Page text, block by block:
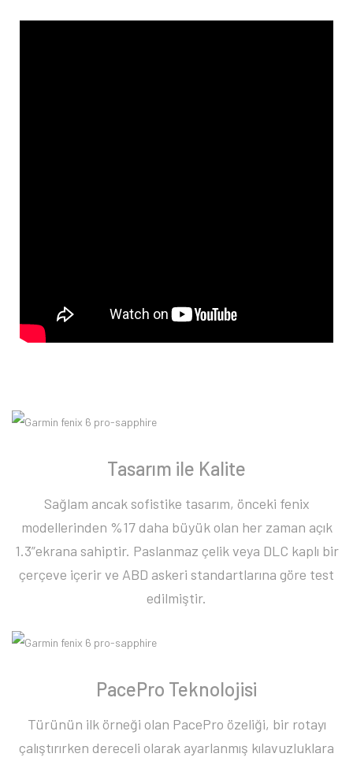
Tasarım ile Kalite
Sağlam ancak sofistike tasarım, önceki fenix
modellerinden %17 daha büyük olan her zaman açık
1.3”ekrana sahiptir. Paslanmaz çelik veya DLC kaplı bir
çerçeve içerir ve ABD askeri standartlarına göre test
edilmiştir.
PacePro Teknolojisi
Türünün ilk örneği olan PacePro özeliği, bir rotayı
çalıştırırken dereceli olarak ayarlanmış kılavuzluklara